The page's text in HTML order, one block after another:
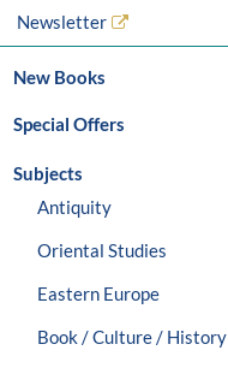
Newsletter
New Books
Special Offers
Subjects
Antiquity
Oriental Studies
Eastern Europe
Book / Culture / History